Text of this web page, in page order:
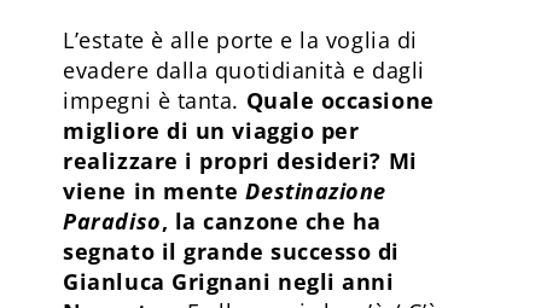
L’estate è alle porte e la voglia di
evadere dalla quotidianità e dagli
impegni è tanta. Quale occasione
migliore di un viaggio per
realizzare i propri desideri? Mi
viene in menteDestinazione
Paradiso, la canzone che ha
segnato il grande successo di
Gianluca Grignani negli anni